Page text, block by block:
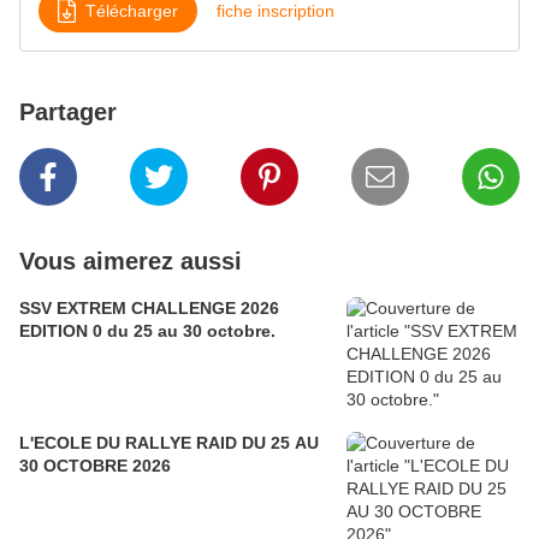
Télécharger fiche inscription
Partager
Vous aimerez aussi
SSV EXTREM CHALLENGE 2026
EDITION 0 du 25 au 30 octobre.
L'ECOLE DU RALLYE RAID DU 25 AU
30 OCTOBRE 2026